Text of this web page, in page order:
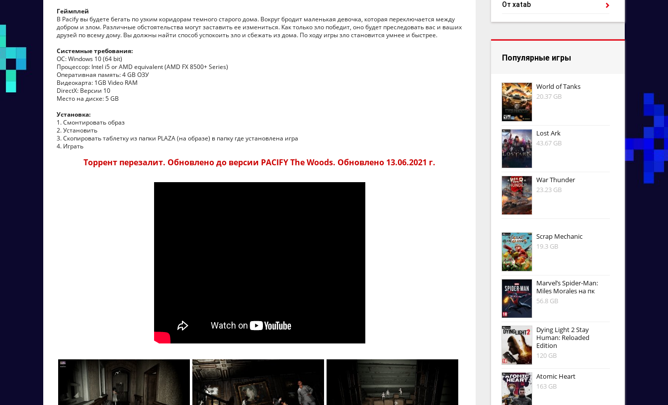
Геймплей
В Pacify вы будете бегать по узким коридорам темного старого дома. Вокруг бродит маленькая девочка, которая переключается между
добром и злом. Различные обстоятельства могут заставить ее измениться. Как только зло победит, оно будет преследовать вас и ваших
друзей по всему дому. Вы должны найти способ успокоить зло и сбежать из дома. По ходу игры зло становится умнее и быстрее.
Системные требования:
ОС: Windows 10 (64 bit)
Процессор: Intel i5 or AMD equivalent (AMD FX 8500+ Series)
Оперативная память: 4 GB ОЗУ
Видеокарта: 1GB Video RAM
DirectX: Версии 10
Место на диске: 5 GB
Установка:
1. Смонтировать образ
2. Установить
3. Скопировать таблетку из папки PLAZA (на образе) в папку где установлена игра
4. Играть
Торрент перезалит. Обновлено до версии PACIFY The Woods. Обновлено 13.06.2021 г.
От xatab
Популярные игры
World of Tanks
20.37 GB
Lost Ark
43.67 GB
War Thunder
23.23 GB
Scrap Mechanic
19.3 GB
Marvel’s Spider-Man:
Miles Morales на пк
56.8 GB
Dying Light 2 Stay
Human: Reloaded
Edition
120 GB
Atomic Heart
163 GB